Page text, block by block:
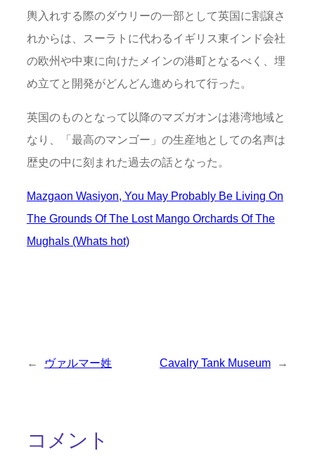
輿入れする際のダウリーの一部として英国に割譲さ
れからは、スーラトに代わるイギリス東インド会社
の欧州や中東に向けたメインの港町となるべく、埋
め立てと開発がどんどん進められて行った。
英国のものとなって以降のマズガオンは港湾地域と
なり、「最高のマンゴー」の生産地としての名声は
歴史の中に刻まれた過去の話となった。
Mazgaon Wasiyon, You May Probably Be Living On
The Grounds Of The Lost Mango Orchards Of The
Mughals (Whats hot)
← ヴァルマー姓 Cavalry Tank Museum →
コメント